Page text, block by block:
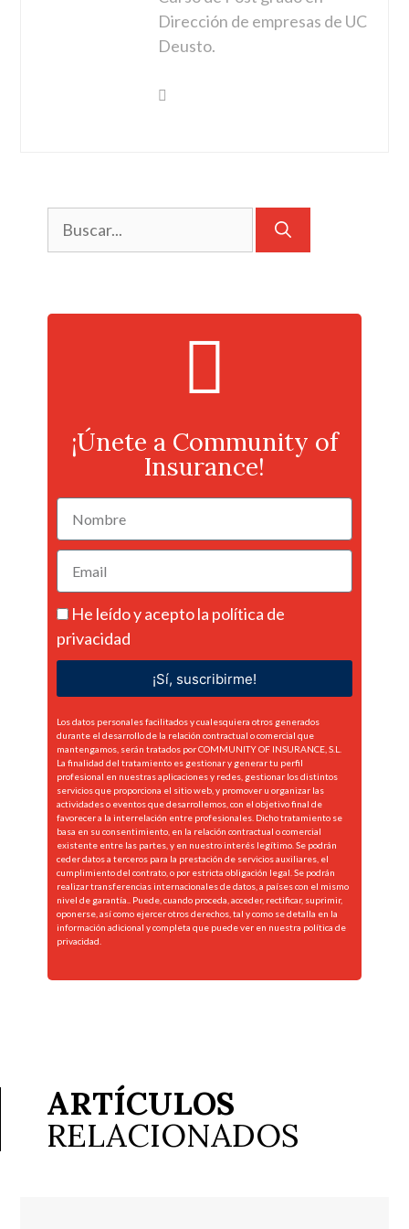
Dirección de empresas de UC
Deusto.
¡Únete a Community of
Insurance!
He leído y acepto la política de
privacidad
¡Sí, suscribirme!
Los datos personales facilitados y cualesquiera otros generados
durante el desarrollo de la relación contractual o comercial que
mantengamos, serán tratados por COMMUNITY OF INSURANCE, S.L.
La finalidad del tratamiento es gestionar y generar tu perfil
profesional en nuestras aplicaciones y redes, gestionar los distintos
servicios que proporciona el sitio web, y promover u organizar las
actividades o eventos que desarrollemos, con el objetivo final de
favorecer a la interrelación entre profesionales. Dicho tratamiento se
basa en su consentimiento, en la relación contractual o comercial
existente entre las partes, y en nuestro interés legítimo. Se podrán
ceder datos a terceros para la prestación de servicios auxiliares, el
cumplimiento del contrato, o por estricta obligación legal. Se podrán
realizar transferencias internacionales de datos, a países con el mismo
nivel de garantía.. Puede, cuando proceda, acceder, rectificar, suprimir,
oponerse, así como ejercer otros derechos, tal y como se detalla en la
información adicional y completa que puede ver en nuestra política de
privacidad.
ARTÍCULOS
RELACIONADOS